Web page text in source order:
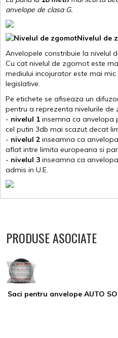
anvelope de clasa G.
Nivelul de
Anvelopele constribuie la nivelul
Cu cat nivelul de zgomot este
mediului incojurator este mai
legislative.
Pe etichete se afiseaza un
pentru a reprezenta nivelurile de
- nivelul 1 insemna ca anvelopa
cel putin 3db mai scazut decat
- nivelul 2 inseamna ca
aflat intre limita europeana si
- nivelul 3 inseamna ca
admis in U.E.
PRODUSE ASOCIATE
Saci pentru anvelope AUTO